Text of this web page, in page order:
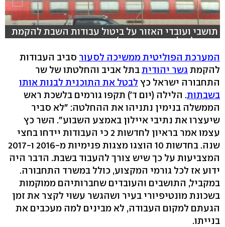
תושבי ועובדי האזור על ביטול עבודות השבת להקמת
הגשר (צילום: משי בן עמי)
המערכת הפוליטית ממשיכה לסעור סביב העבודות
להקמת גשר יהודיתבתל אביב והחלטתו של שר
התחבורה ישראל כץ לבטל את התוכנית לבנות אותו
בשבתות. הלילה (יום ד') תקפו גורמים בלשכת ראש
הממשלה בנימין נתניהו את ההחלטה: "לא סביר
שיעצרו את נתיבי איילון באמצע השבוע". השר כץ
עצמו אמר בראיון לחדשות 2 כי העבודות יידחו בחצי
שנה. בחדשות 10 הוצגו מצגות פנימיות מ-2016 ו-2017
המצביעות על כך שיש צורך להעבוד בשבת. הדבר היה
ידוע אז לכל גורמי המקצוע, כולל במשרד התחבורה.
במקביל, התושבים והעובדים שחברותיהם ממוקמות
בשכונת מונטיפיורי בעיר ושהגשר עשוי לקצר את זמן
הגעתם למקום העבודה, לא מבינים למה מעכבים את
בנייתו.